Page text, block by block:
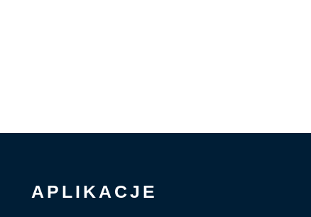
APLIKACJE